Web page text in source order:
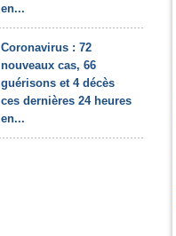
en...
Coronavirus : 72
nouveaux cas, 66
guérisons et 4 décès
ces dernières 24 heures
en...